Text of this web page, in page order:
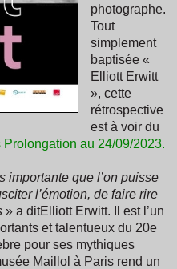
photographe.
Tout
simplement
baptisée «
Elliott Erwitt
», cette
rétrospective
est à voir du
Prolongation au 24/09/2023.
importante que l’on puisse
l’émotion, de faire rire
» a ditElliott Erwitt. Il est l’un
et talentueux du 20e
pour ses mythiques
Maillol à Paris rend un